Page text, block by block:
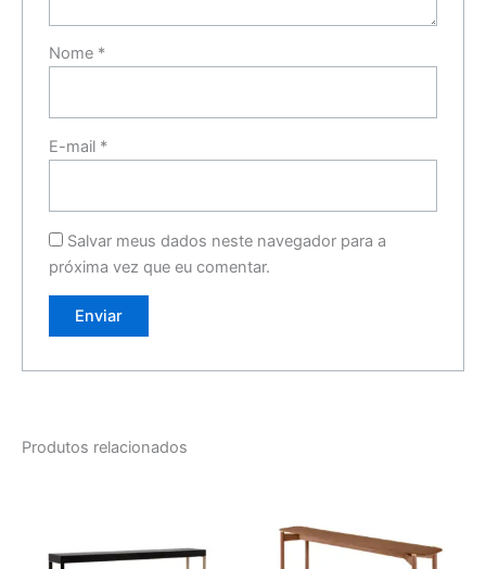
Nome *
E-mail *
Salvar meus dados neste navegador para a
próxima vez que eu comentar.
Produtos relacionados